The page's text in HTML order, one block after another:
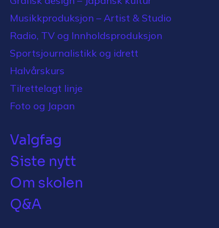
Musikkproduksjon – Artist & Studio
Radio, TV og Innholdsproduksjon
Sportsjournalistikk og idrett
Halvårskurs
Tilrettelagt linje
Foto og Japan
Valgfag
Siste nytt
Om skolen
Q&A